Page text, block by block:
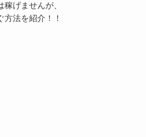
げませんが、
方法を紹介！！